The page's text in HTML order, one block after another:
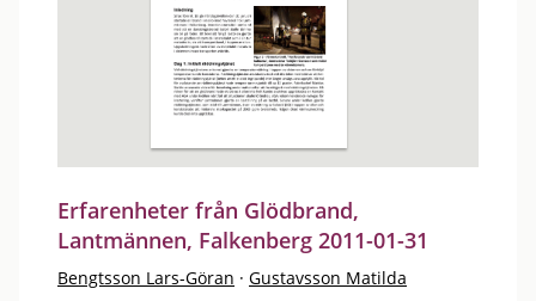
Erfarenheter från Glödbrand,
Lantmännen, Falkenberg 2011-01-31
Bengtsson Lars-Göran · Gustavsson Matilda